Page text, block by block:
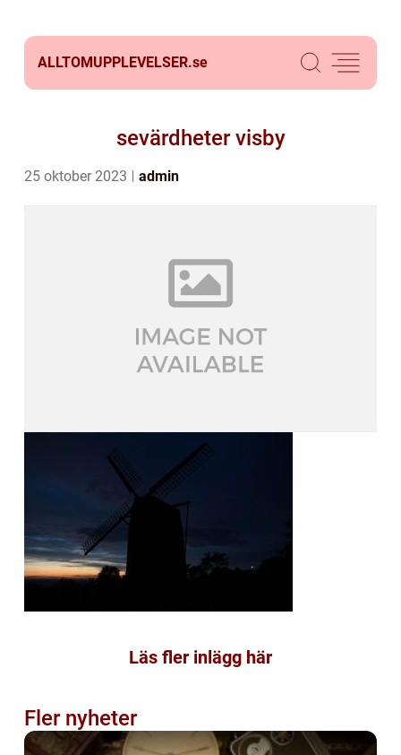
ALLTOMUPPLEVELSER.se
sevärdheter visby
25 oktober 2023 admin
Läs fler inlägg här
Fler nyheter